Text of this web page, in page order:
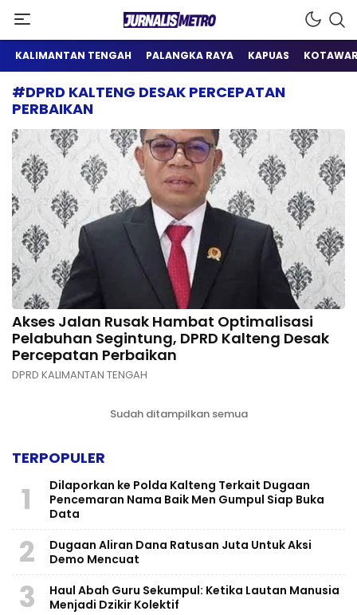
Jurnalis Metro
Satu Wadah Informasi
KALIMANTAN TENGAH PALANGKA RAYA KAPUAS
#DPRD KALTENG DESAK PERCEPATAN
PERBAIKAN
Akses Jalan Rusak Hambat Optimalisasi
Pelabuhan Segintung, DPRD Kalteng Desak
Percepatan Perbaikan
DPRD KALIMANTAN TENGAH
Sudah ditampilkan semua
TERPOPULER
1
Dilaporkan ke Polda Kalteng Terkait Dugaan
Pencemaran Nama Baik Men Gumpul Siap Buka
Data
2
Dugaan Aliran Dana Ratusan Juta Untuk Aksi
Demo Mencuat
3
Haul Abah Guru Sekumpul: Ketika Lautan Manusia
Menjadi Dzikir Kolektif